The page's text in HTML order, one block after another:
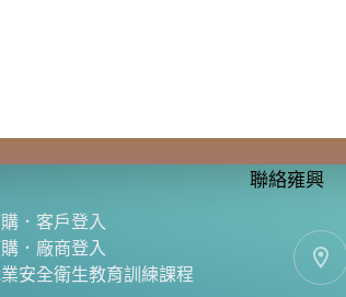
．客戶登入
．廠商登入
安全衛生教育訓練課程
聯絡雍興